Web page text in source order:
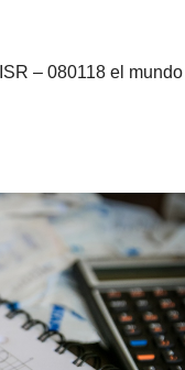
– 080118 el mundo